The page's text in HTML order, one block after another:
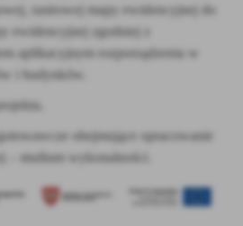
rastrowej mapy ewidencyjnej do
ewidencyjnej zgodniej z
aplikacyjnym rozporządzenia w
i budynków.
obejmujące opracowanie
– studium wykonalności.